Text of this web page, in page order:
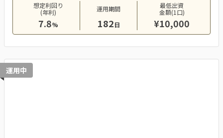
想定利回り
(年利)
7.8%
運用期間
182日
最低出資
金額(1口)
¥10,000
運用中